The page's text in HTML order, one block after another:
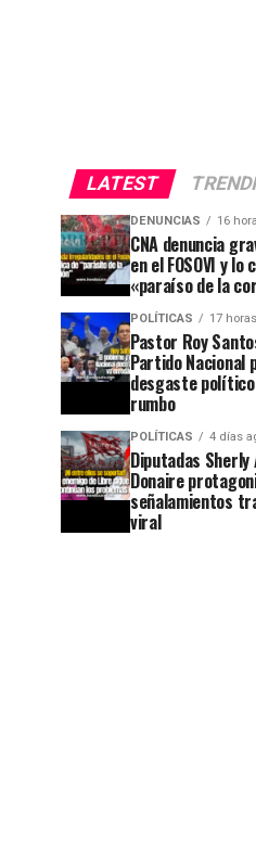
LATEST
DENUNCIAS 16
CNA denuncia
en el FOSOVI y
«paraíso de la
POLÍTICAS 17
Pastor Roy
Partido
desgaste
rumbo
POLÍTICAS 4 días
Diputadas
Donaire
señalamientos
viral